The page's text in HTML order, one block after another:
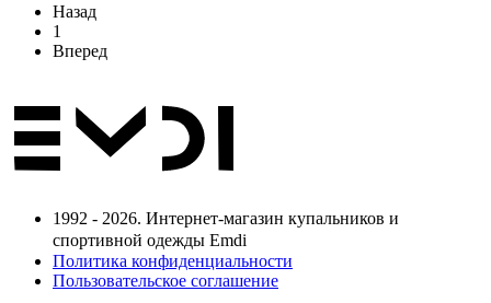
Назад
1
Вперед
1992 - 2026. Интернет-магазин купальников и
спортивной одежды Emdi
Политика конфиденциальности
Пользовательское соглашение